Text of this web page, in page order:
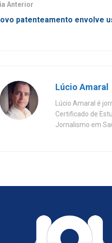
Anterior
patenteamento envolve
Lúcio Amaral
Lúcio Amaral é
Certificado de
Jornalismo em